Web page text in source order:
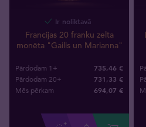
Ir noliktavā
Francijas 20 franku zelta
monēta "Gailis un Marianna"
Pārdodam 1+ 735,46 €
Pārdodam 20+ 731,33 €
Mēs pērkam 694,07 €